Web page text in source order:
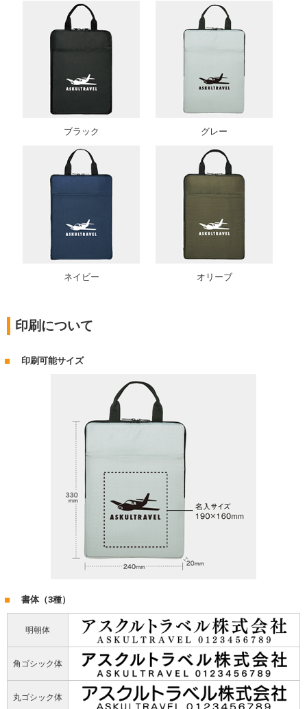
ブラック グレー
ネイビー オリーブ
印刷について
印刷可能サイズ
書体（3種）
明朝体
角ゴシック体
丸ゴシック体